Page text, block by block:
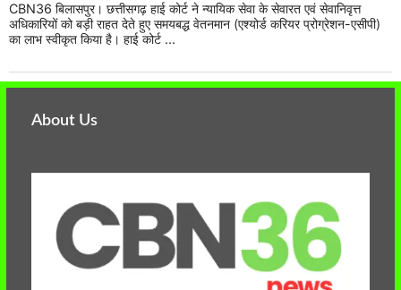
CBN36 बिलासपुर। छत्तीसगढ़ हाई कोर्ट ने न्यायिक सेवा के सेवारत एवं सेवानिवृत्त
अधिकारियों को बड़ी राहत देते हुए समयबद्ध वेतनमान (एश्योर्ड करियर प्रोग्रेशन-एसीपी)
का लाभ स्वीकृत किया है। हाई कोर्ट ...
About Us